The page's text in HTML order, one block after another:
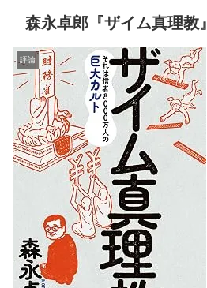
森永卓郎『ザイム真理教』
評論